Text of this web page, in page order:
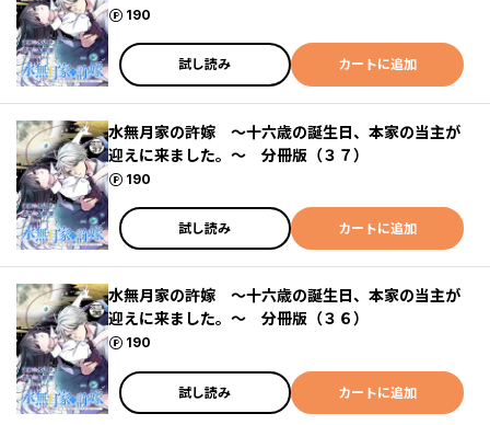
190
ポイント
試し読み カートに追加
水無月家の許嫁 ～十六歳の誕生日、本家の当主が
迎えに来ました。～ 分冊版（３７）
190
ポイント
試し読み カートに追加
水無月家の許嫁 ～十六歳の誕生日、本家の当主が
迎えに来ました。～ 分冊版（３６）
190
ポイント
試し読み カートに追加